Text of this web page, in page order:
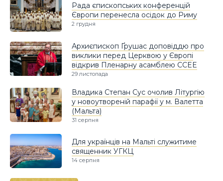
Рада єпископських конференцій
Європи перенесла осідок до Риму
2 грудня
Архиєпископ Ґрушас доповіддю про
виклики перед Церквою у Європі
відкрив Пленарну асамблею CCEE
29 листопада
Владика Степан Сус очолив Літургію
у новоутвореній парафії у м. Валетта
(Мальта)
31 серпня
Для українців на Мальті служитиме
священник УГКЦ
14 серпня